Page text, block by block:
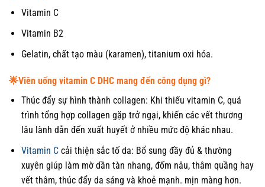
Vitamin C
Vitamin B2
Gelatin, chất tạo màu (karamen), titanium oxi hóa.
🌟Viên uống vitamin C DHC mang đến công dụng gì?
Thúc đẩy sự hình thành collagen: Khi thiếu vitamin C, quá
trình tổng hợp collagen gặp trở ngại, khiến các vết thương
lâu lành dẫn đến xuất huyết ở nhiều mức độ khác nhau.
Vitamin Ccải thiện sắc tố da: Bổ sung đầy đủ & thường
xuyên giúp làm mờ dần tàn nhang, đốm nâu, thâm quầng hay
vết thâm, thúc đẩy da sáng và khoẻ mạnh. mịn màng hơn.